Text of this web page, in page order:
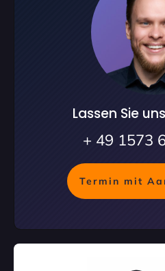
Lassen Sie
+ 49 1573
Termin mit